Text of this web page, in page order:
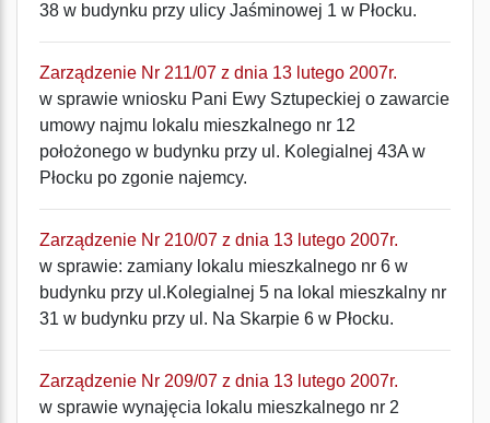
38 w budynku przy ulicy Jaśminowej 1 w Płocku.
Zarządzenie Nr 211/07 z dnia 13 lutego 2007r.
w sprawie wniosku Pani Ewy Sztupeckiej o zawarcie
umowy najmu lokalu mieszkalnego nr 12
położonego w budynku przy ul. Kolegialnej 43A w
Płocku po zgonie najemcy.
Zarządzenie Nr 210/07 z dnia 13 lutego 2007r.
w sprawie: zamiany lokalu mieszkalnego nr 6 w
budynku przy ul.Kolegialnej 5 na lokal mieszkalny nr
31 w budynku przy ul. Na Skarpie 6 w Płocku.
Zarządzenie Nr 209/07 z dnia 13 lutego 2007r.
w sprawie wynajęcia lokalu mieszkalnego nr 2